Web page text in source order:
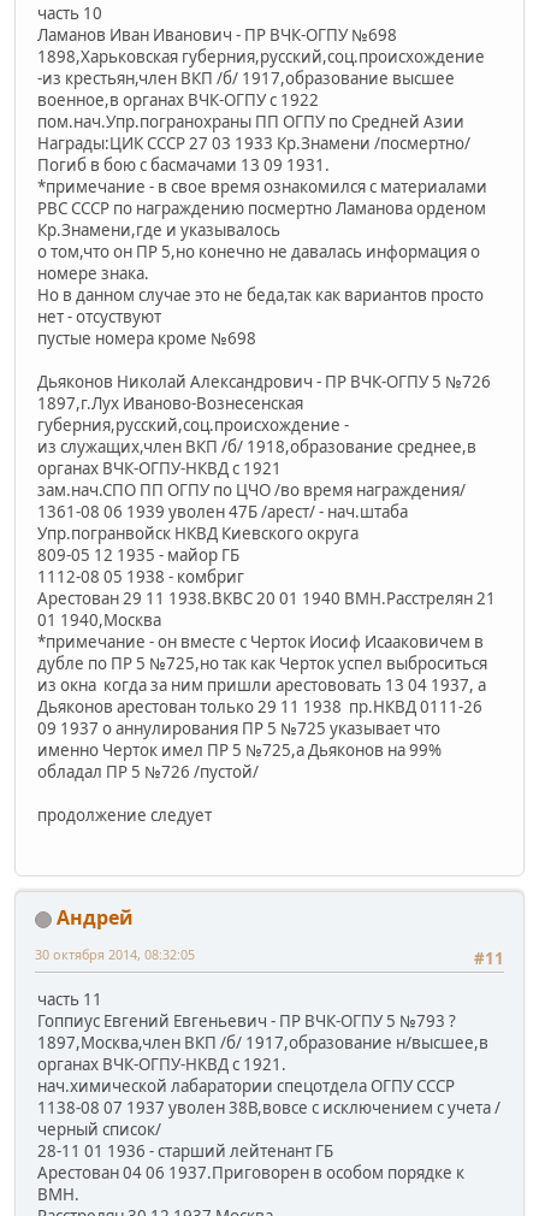
часть 10
Ламанов Иван Иванович - ПР ВЧК-ОГПУ №698
1898,Харьковская губерния,русский,соц.происхождение
-из крестьян,член ВКП /б/ 1917,образование высшее
военное,в органах ВЧК-ОГПУ с 1922
пом.нач.Упр.погранохраны ПП ОГПУ по Средней Азии
Награды:ЦИК СССР 27 03 1933 Кр.Знамени /посмертно/
Погиб в бою с басмачами 13 09 1931.
*примечание - в свое время ознакомился с материалами
РВС СССР по награждению посмертно Ламанова орденом
Кр.Знамени,где и указывалось
о том,что он ПР 5,но конечно не давалась информация о
номере знака.
Но в данном случае это не беда,так как вариантов просто
нет - отсуствуют
пустые номера кроме №698
Дьяконов Николай Александрович - ПР ВЧК-ОГПУ 5 №726
1897,г.Лух Иваново-Вознесенская
губерния,русский,соц.происхождение -
из служащих,член ВКП /б/ 1918,образование среднее,в
органах ВЧК-ОГПУ-НКВД с 1921
зам.нач.СПО ПП ОГПУ по ЦЧО /во время награждения/
1361-08 06 1939 уволен 47Б /арест/ - нач.штаба
Упр.погранвойск НКВД Киевского округа
809-05 12 1935 - майор ГБ
1112-08 05 1938 - комбриг
Арестован 29 11 1938.ВКВС 20 01 1940 ВМН.Расстрелян 21
01 1940,Москва
*примечание - он вместе с Черток Иосиф Исааковичем в
дубле по ПР 5 №725,но так как Черток успел выброситься
из окна когда за ним пришли арестововать 13 04 1937, а
Дьяконов арестован только 29 11 1938 пр.НКВД 0111-26
09 1937 о аннулирования ПР 5 №725 указывает что
именно Черток имел ПР 5 №725,а Дьяконов на 99%
обладал ПР 5 №726 /пустой/
продолжение следует
Андрей
#11
30 октября 2014, 08:32:05
часть 11
Гоппиус Евгений Евгеньевич - ПР ВЧК-ОГПУ 5 №793 ?
1897,Москва,член ВКП /б/ 1917,образование н/высшее,в
органах ВЧК-ОГПУ-НКВД с 1921.
нач.химической лабаратории спецотдела ОГПУ СССР
1138-08 07 1937 уволен 38В,вовсе с исключением с учета /
черный список/
28-11 01 1936 - старший лейтенант ГБ
Арестован 04 06 1937.Приговорен в особом порядке к
ВМН.